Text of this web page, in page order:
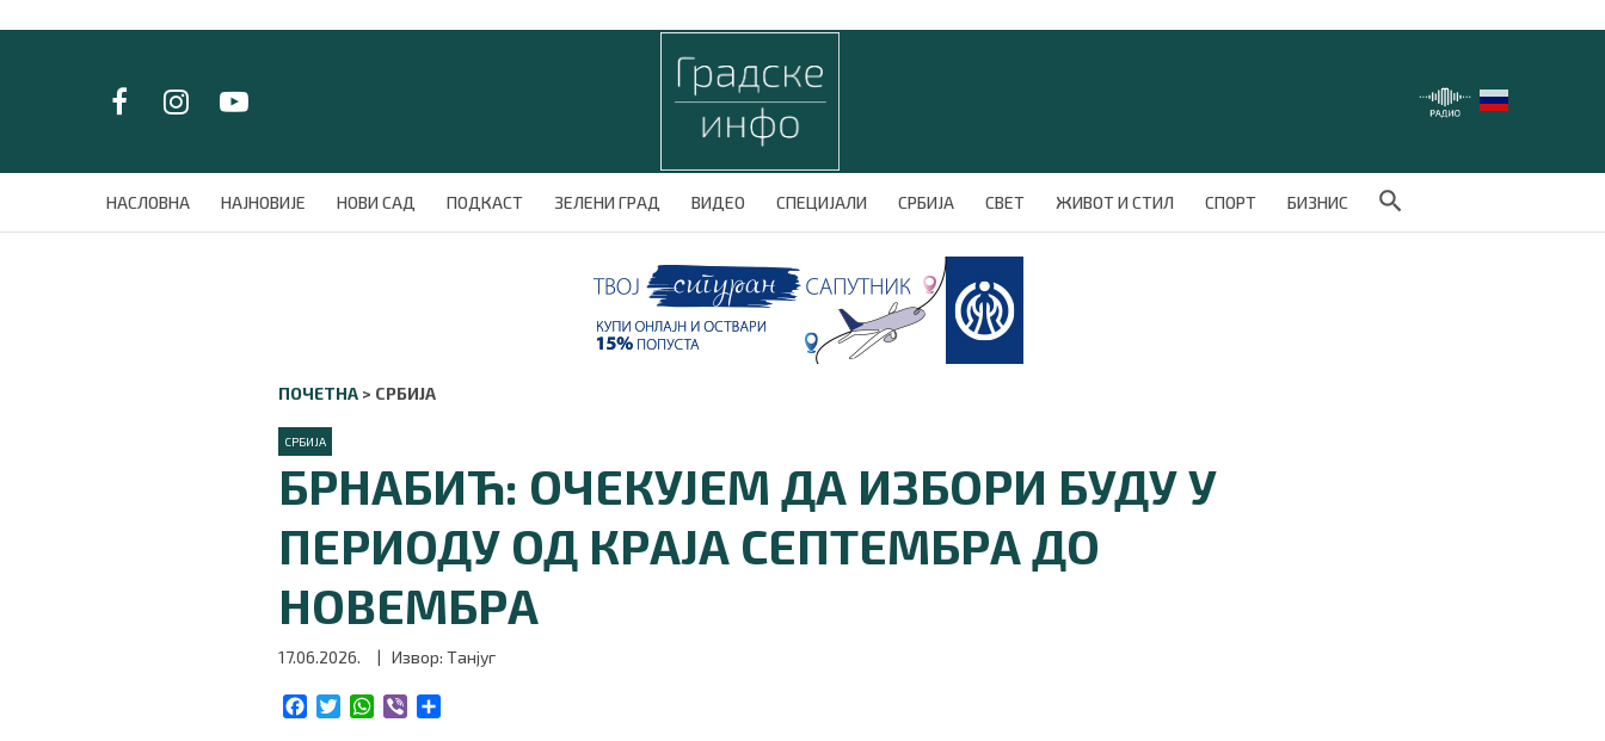
НАСЛОВНА НАЈНОВИЈЕ НОВИ САД ПОДКАСТ ЗЕЛЕНИ ГРАД ВИДЕО СПЕЦИЈАЛИ СРБИЈА СВЕТ ЖИВОТ И СТИЛ СПОРТ БИЗНИС
Search Button
ПОЧЕТНА > СРБИЈА
СРБИЈА
БРНАБИЋ: ОЧЕКУЈЕМ ДА ИЗБОРИ БУДУ У
ПЕРИОДУ ОД КРАЈА СЕПТЕМБРА ДО
НОВЕМБРА
17.06.2026. | Извор: Танјуг
W
НАСЛОВНА
НАЈНОВИЈЕ
ПРАТИТЕ НАС